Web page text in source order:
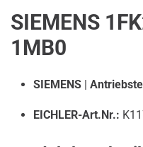
SIEMENS
1MB0
SIEMENS |
EICHLER-Art.Nr.: